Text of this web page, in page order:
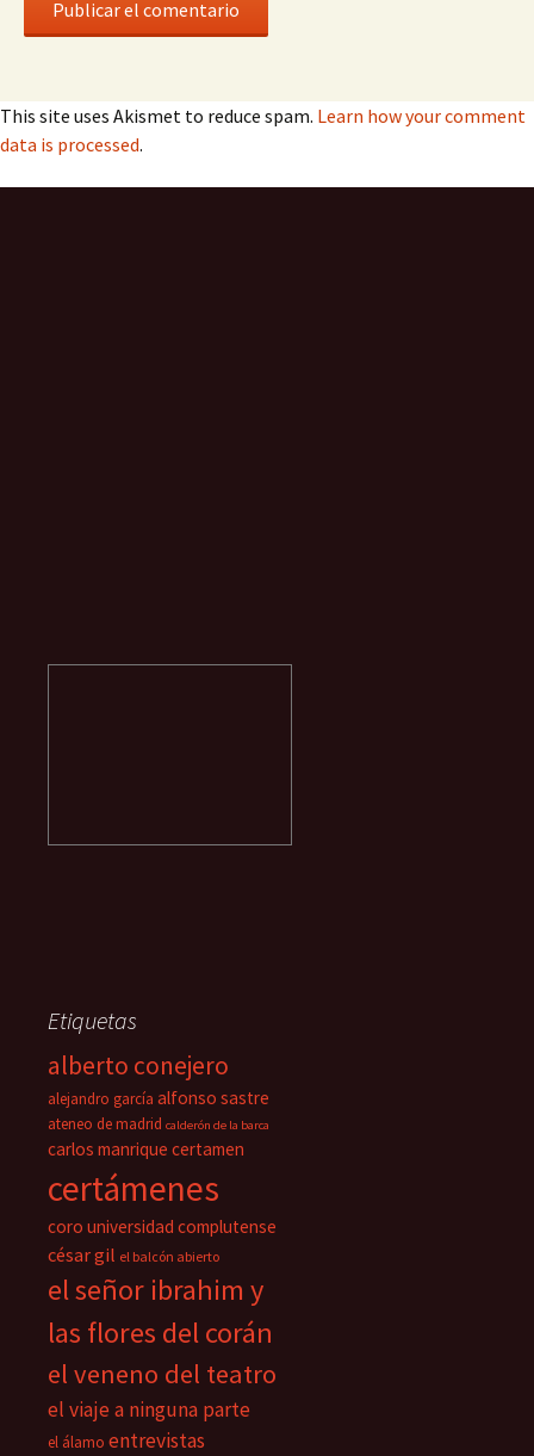
This site uses Akismet to reduce spam. Learn how your comment
data is processed.
Etiquetas
alberto conejero
alejandro garcía alfonso sastre
ateneo de madrid calderón de la barca
carlos manrique certamen
certámenes
coro universidad complutense
césar gil el balcón abierto
el señor ibrahim y
las flores del corán
el veneno del teatro
el viaje a ninguna parte
el álamo entrevistas